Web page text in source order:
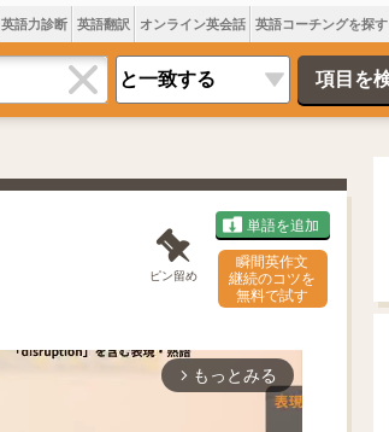
英語力診断 英語翻訳 オンライン英会話 英語コーチングを探す
ピン留め
単語を追加
瞬間英作文
継続のコツを
無料で試す
arrow_forward_ios もっとみる